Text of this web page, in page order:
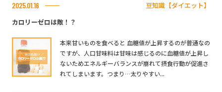
2025.01.16
豆知識【ダイエット】
カロリーゼロは敵！？
本来甘いものを食べると 血糖値が上昇するのが普通なの
ですが、人口甘味料は甘味は感じるのに血糖値が上昇し
ないためエネルギーバランスが崩れて摂食行動が促進さ
れてしまいます。つまり…太りやすい...